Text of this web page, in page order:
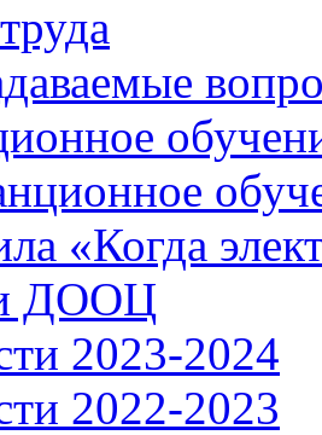
«Когда
ДООЦ
2023-2024
2022-2023